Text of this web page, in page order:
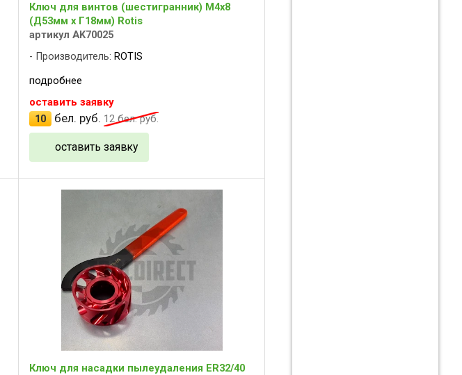
Ключ для винтов (шестигранник) М4х8
(Д53мм x Г18мм) Rotis
артикул AK70025
Производитель: ROTIS
подробнее
оставить заявку
10
бел. руб. 12бел. руб.
оставить заявку
Ключ для насадки пылеудаления ER32/40